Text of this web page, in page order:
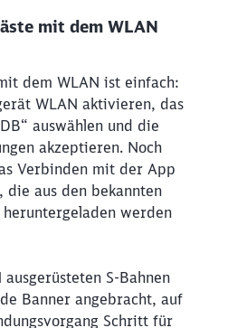
mit dem WLAN
dem WLAN ist einfach:
WLAN aktivieren, das
auswählen und die
akzeptieren. Noch
Verbinden mit der App
die aus den bekannten
werden
S-Bahnen
Banner angebracht, auf
Schritt für